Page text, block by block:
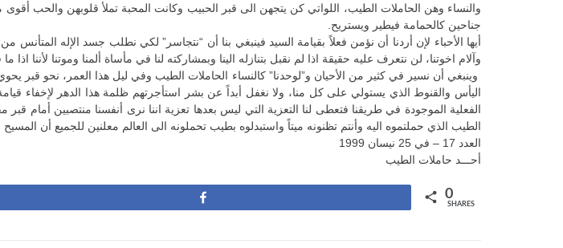
والنساء وهن الحاملات الطيب، اللواتي كن يتجهن الى قبر الحبيب وكانت المحبة تملأ قلوبهن والحب
جناحين كالحمامة فيطير ويستريح.
أيها الأحباء لإن أردنا أن نؤمن فعلاً بقيامة السيد فينبغي بنا أن “نتجاسر” لكي نطلب جسد الإله المتأنس
وآلام اخوتنا، لن نتعرف عليه حقيقة اذا لم نقبل بتنازله الينا وبمشاركته لنا في مأساة ألمنا وموتنا لأننا
وينبغي أن نسير في كثير من الأحيان و”لوحدنا” كالنساء الحاملات الطيب وفي ليل هذا العمر، نحو قبر
اليأس والقنوط الذي يستولي على كل منا، ولا نغفل أبداً عن بشر استأجرتهم ظلمة هذا الدهر لإخفاء
الفعلية الموجودة في طريقنا فتعطى لنا التعزية التي ليس بعدها تعزية اننا نرى أنفسنا منتصبين أمام
الطيب الذي حملتموه اليه وأنتم تظنونه ميتاً واستبدلوه بطيب تحملونه الى العالم معلنين للجميع أن
العدد 17 – في 25 نيسان 1999
أحـــد حاملات الطيب
0
SHARES